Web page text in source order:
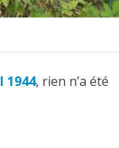
1944, rien n’a été